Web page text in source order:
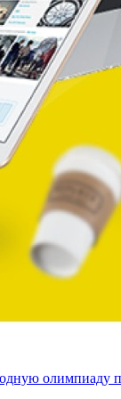
олимпиаду